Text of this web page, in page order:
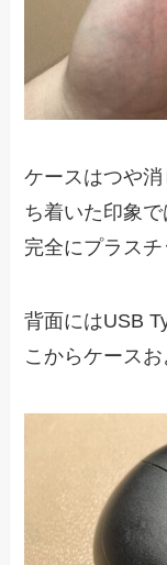
ケースはつや
ち着いた印象
完全にプラスチ
背面にはUSB
こからケース